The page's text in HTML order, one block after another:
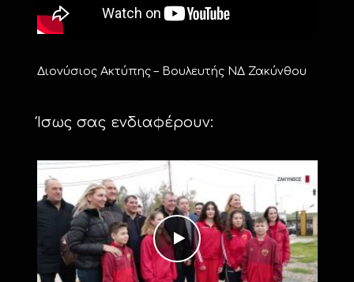
Διονύσιος Ακτύπης – Βουλευτής ΝΔ Ζακύνθου
Ίσως σας ενδιαφέρουν: